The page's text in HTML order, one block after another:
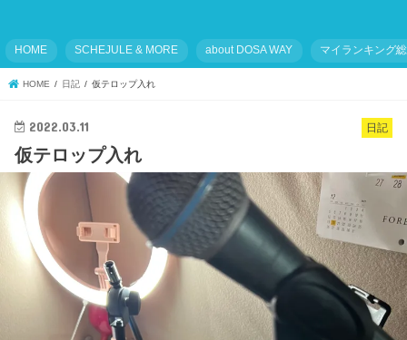
HOME SCHEJULE & MORE about DOSA WAY マイランキング
HOME 日記 仮テロップ入れ
日記
2022.03.11
仮テロップ入れ